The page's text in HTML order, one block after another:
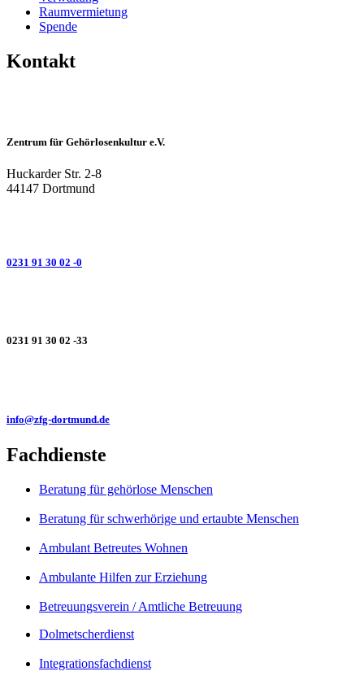
Raumvermietung
Spende
Kontakt
Zentrum für Gehörlosenkultur e.V.
Huckarder Str. 2-8
44147 Dortmund
0231 91 30 02 -0
0231 91 30 02 -33
info@zfg-dortmund.de
Fachdienste
Beratung für gehörlose Menschen
Beratung für schwerhörige und ertaubte Menschen
Ambulant Betreutes Wohnen
Ambulante Hilfen zur Erziehung
Betreuungsverein / Amtliche Betreuung
Dolmetscherdienst
Integrationsfachdienst